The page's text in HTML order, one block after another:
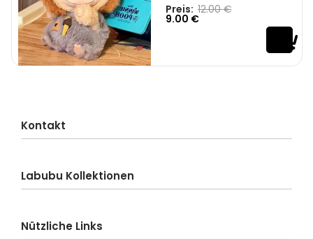
Preis: 12.00€
9.00 €
Kontakt
Lieferung
Zahlung
Labubu Kollektionen
Labubu Big into Energy
Nützliche Links